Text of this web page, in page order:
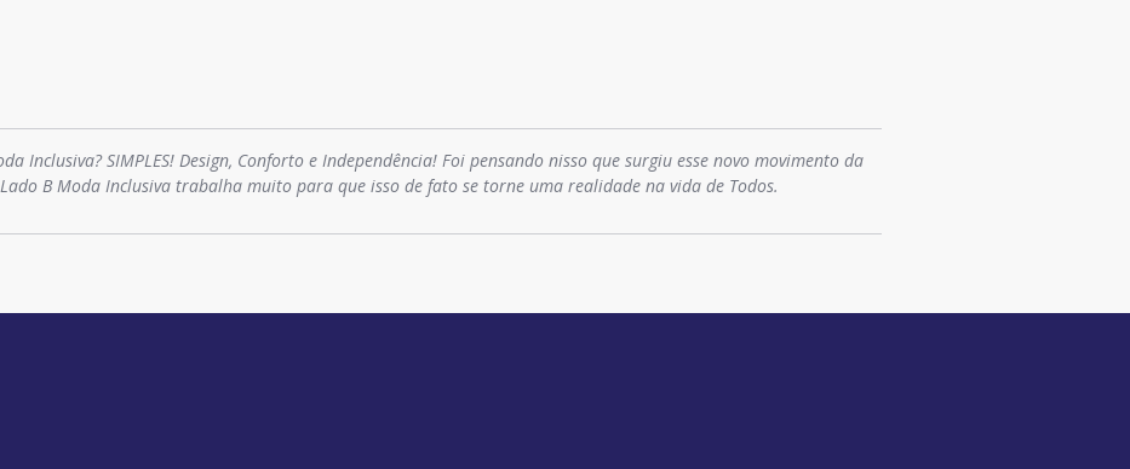
Inclusiva? SIMPLES! Design, Conforto e Independência! Foi pensando nisso que surgiu esse novo movimento da
B Moda Inclusiva trabalha muito para que isso de fato se torne uma realidade na vida de Todos.